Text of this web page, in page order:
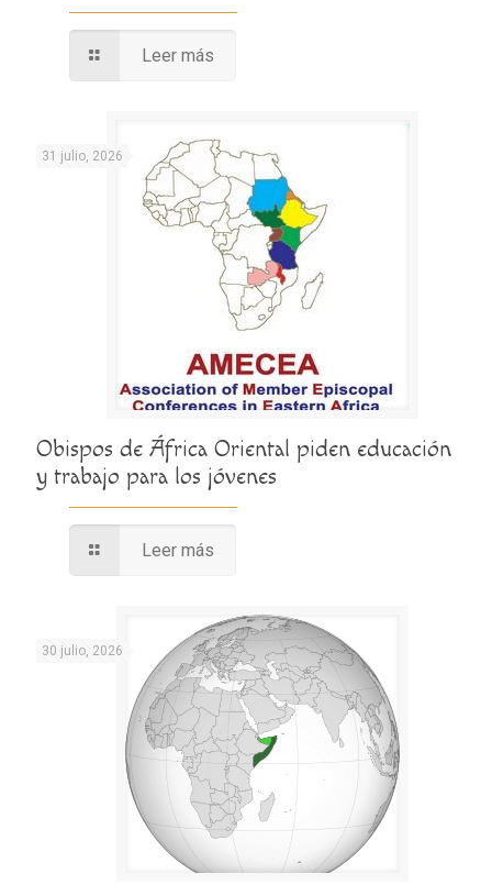
Leer más
31 julio, 2026
Obispos de África Oriental piden educación
y trabajo para los jóvenes
Leer más
30 julio, 2026